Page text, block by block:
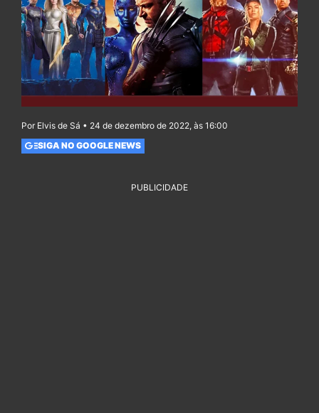
Por Elvis de Sá • 24 de dezembro de 2022, às 16:00
SIGA NO GOOGLE NEWS
PUBLICIDADE